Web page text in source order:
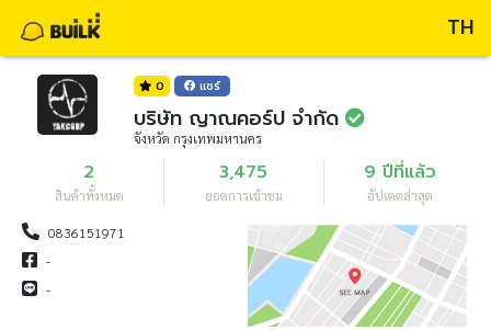
TH
0 แชร์
บริษัท ญาณคอร์ป จำกัด
จังหวัด กรุงเทพมหานคร
2
สินค้าทั้งหมด
3,475
ยอดการเข้าชม
9 ปีที่แล้ว
อัปเดตล่าสุด
0836151971
-
-